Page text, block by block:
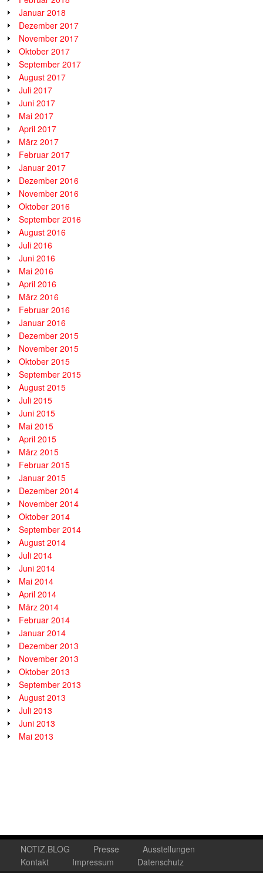
Januar 2018
Dezember 2017
November 2017
Oktober 2017
September 2017
August 2017
Juli 2017
Juni 2017
Mai 2017
April 2017
März 2017
Februar 2017
Januar 2017
Dezember 2016
November 2016
Oktober 2016
September 2016
August 2016
Juli 2016
Juni 2016
Mai 2016
April 2016
März 2016
Februar 2016
Januar 2016
Dezember 2015
November 2015
Oktober 2015
September 2015
August 2015
Juli 2015
Juni 2015
Mai 2015
April 2015
März 2015
Februar 2015
Januar 2015
Dezember 2014
November 2014
Oktober 2014
September 2014
August 2014
Juli 2014
Juni 2014
Mai 2014
April 2014
März 2014
Februar 2014
Januar 2014
Dezember 2013
November 2013
Oktober 2013
September 2013
August 2013
Juli 2013
Juni 2013
Mai 2013
NOTIZ.BLOG Presse
Ausstellungen
Kontakt
Impressum Datenschutz